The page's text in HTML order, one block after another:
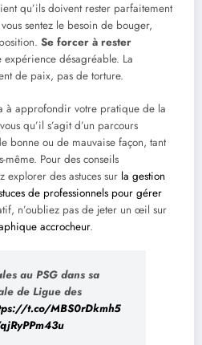
qu’ils doivent rester parfaitement
sentez le besoin de bouger,
Se forcer à rester
désagréable. La
de paix, pas de torture.
à approfondir votre pratique de la
qu’il s’agit d’un parcours
bonne ou de mauvaise façon, tant
même. Pour des conseils
explorer des astuces sur la gestion
de professionnels pour gérer
n’oubliez pas de jeter un œil sur
accrocheur.
au PSG dans sa
de Ligue des
t.co/MBS0rDkmh5